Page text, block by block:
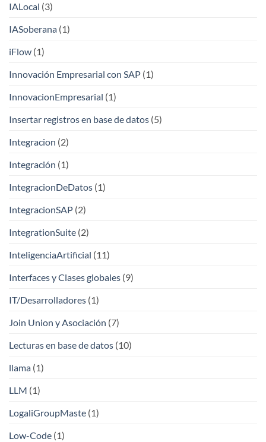
IALocal (3)
IASoberana (1)
iFlow (1)
Innovación Empresarial con SAP (1)
InnovacionEmpresarial (1)
Insertar registros en base de datos (5)
Integracion (2)
Integración (1)
IntegracionDeDatos (1)
IntegracionSAP (2)
IntegrationSuite (2)
InteligenciaArtificial (11)
Interfaces y Clases globales (9)
IT/Desarrolladores (1)
Join Union y Asociación (7)
Lecturas en base de datos (10)
llama (1)
LLM (1)
LogaliGroupMaste (1)
Low-Code (1)